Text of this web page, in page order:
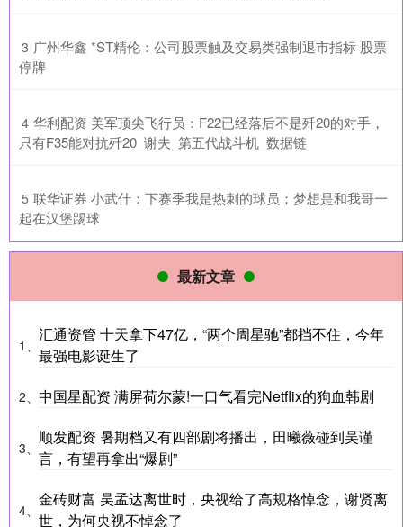
3 ​广州华鑫 *ST精伦：公司股票触及交易类强制退市指标 股票
停牌
4 ​华利配资 美军顶尖飞行员：F22已经落后不是歼20的对手，
只有F35能对抗歼20_谢夫_第五代战斗机_数据链
5 ​联华证券 小武什：下赛季我是热刺的球员；梦想是和我哥一
起在汉堡踢球
最新文章
1、
汇通资管 十天拿下47亿，“两个周星驰”都挡不住，今年
最强电影诞生了
2、 中国星配资 满屏荷尔蒙!一口气看完Netflix的狗血韩剧
3、
顺发配资 暑期档又有四部剧将播出，田曦薇碰到吴谨
言，有望再拿出“爆剧”
4、
金砖财富 吴孟达离世时，央视给了高规格悼念，谢贤离
世，为何央视不悼念了